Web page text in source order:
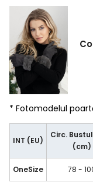
* Fotomodelul
INT (EU)
Circ.
(cm)
OneSize 78 -